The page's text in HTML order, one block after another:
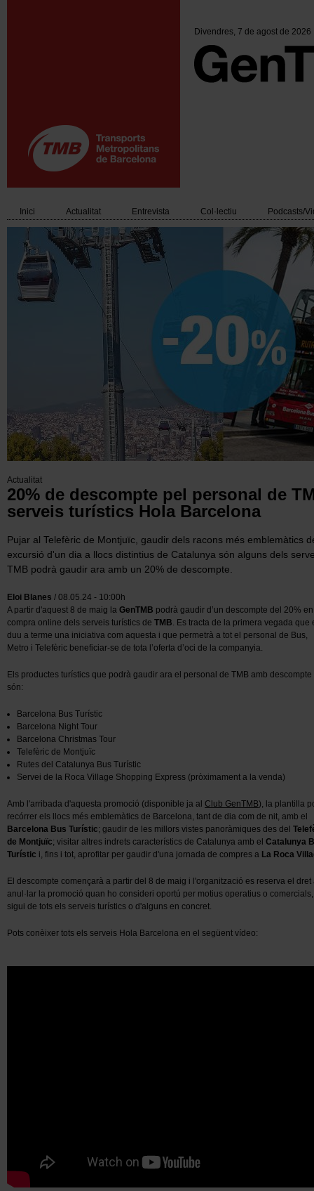
Divendres, 7 de agost de 2026
Main
navigation
Inici Actualitat Entrevista Col·lectiu Podcasts/
Actualitat
20% de descompte pel personal de
serveis turístics Hola Barcelona
Pujar al Telefèric de Montjuïc, gaudir dels racons més emblemàtics
excursió d'un dia a llocs distintius de Catalunya són alguns dels
TMB podrà gaudir ara amb un 20% de descompte.
Eloi Blanes / 08.05.24 - 10:00h
A partir d'aquest 8 de maig la GenTMB podrà gaudir d’un descompte del 20%
compra online dels serveis turístics de TMB. Es tracta de la primera vegada que
duu a terme una iniciativa com aquesta i que permetrà a tot el personal de Bus,
Metro i Telefèric beneficiar-se de tota l’oferta d’oci de la companyia.
Els productes turístics que podrà gaudir ara el personal de TMB amb descompte
són:
Barcelona Bus Turístic
Barcelona Night Tour
Barcelona Christmas Tour
Telefèric de Montjuïc
Rutes del Catalunya Bus Turístic
Servei de la Roca Village Shopping Express (pròximament a la venda)
Amb l'arribada d'aquesta promoció (disponible ja al Club GenTMB), la plantilla
recórrer els llocs més emblemàtics de Barcelona, tant de dia com de nit, amb el
Barcelona Bus Turístic; gaudir de les millors vistes panoràmiques des del
de Montjuïc; visitar altres indrets característics de Catalunya amb el Catalunya
Turístic i, fins i tot, aprofitar per gaudir d'una jornada de compres a La Roca
El descompte començarà a partir del 8 de maig i l'organització es reserva el dret
anul·lar la promoció quan ho consideri oportú per motius operatius o comercials,
sigui de tots els serveis turístics o d'alguns en concret.
Pots conèixer tots els serveis Hola Barcelona en el següent vídeo: